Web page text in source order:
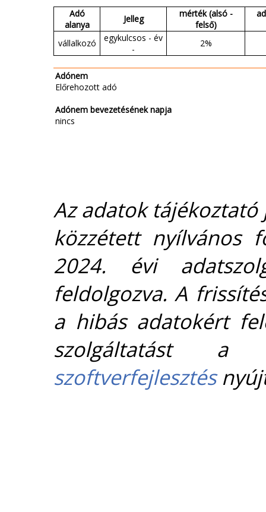
Adó
alanya
Jelleg
mérték (alsó -
felső)
vállalkozó
egykulcsos - év
-
2%
Adónem
Előrehozott adó
Adónem bevezetésének napja
nincs
Az adatok
közzétett nyílvános
2024. évi
feldolgozva. A
a hibás adatokért
szolgáltatást
szoftverfejlesztés